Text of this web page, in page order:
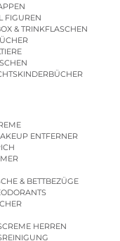
FIGUREN
& TRINKFLASCHEN
ENTFERNER
& BETTBEZÜGE
HERREN